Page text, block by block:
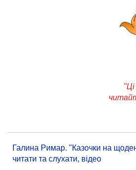
Галина Римар. "Казочки на
читати та слухати, відео